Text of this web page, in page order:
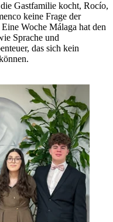
Gastfamilie kocht, Rocío,
keine Frage der
Eine Woche Málaga hat den
Sprache und
das sich kein